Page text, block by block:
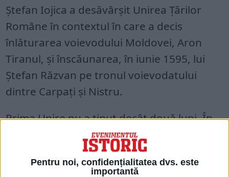
Pentru noi, confidențialitatea dvs. este
importantă
Ștefan Iojica a desăvârșit Unirea Țărilor
Române în contextul în care a decis
înlăturarea voievodului Moldovei, Aron
Tiranul, și înscăunarea, în iunie 1595, lui
Ștefan Răzvan pe tronul voievodatului
dintre Carpați și Nistru.
Prima Unire nu a ținut decât două luni. În
august 1595, Ștefan Răzvan a fost detronat
de către Ieremia Movilă, înscăunat cu
sprijinul Poloniei.